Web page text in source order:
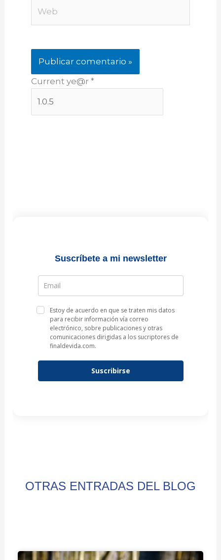
Current ye@r *
Suscríbete a mi newsletter
Estoy de acuerdo en que se traten mis datos
para recibir información vía correo
electrónico, sobre publicaciones y otras
comunicaciones dirigidas a los sucriptores de
finaldevida.com.
Suscribirse
OTRAS ENTRADAS DEL BLOG